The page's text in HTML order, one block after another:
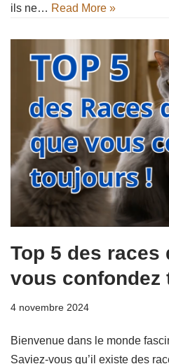
ils ne… Read More »
Top 5 des races
vous confondez
4 novembre 2024
Bienvenue dans le monde
Saviez-vous qu’il existe des